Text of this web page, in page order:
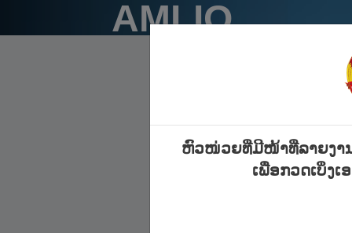
AMLIO
ຫົວໜ່ວຍທີ່ມີໜ້າທີ່ລາຍງານ
ເພື່ອກວດເບິ່ງ